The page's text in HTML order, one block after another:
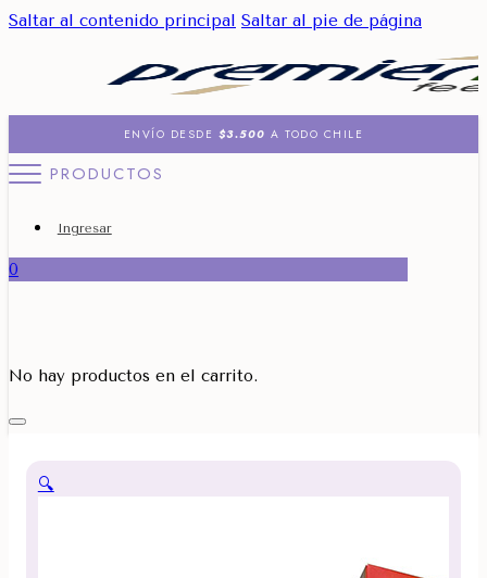
Saltar al contenido principal Saltar al pie de página
ENVÍO DESDE $3.500 A TODO CHILE
PRODUCTOS
Ingresar
0
No hay productos en el carrito.
🔍